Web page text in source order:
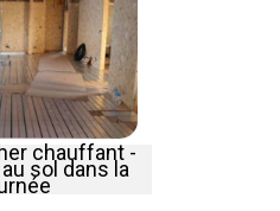
chauffant -
sol dans la